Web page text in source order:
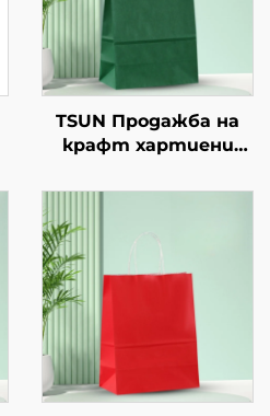
TSUN Продажба на
крафт хартиени
логотип за упаковка
на храна за Нова
година/Коледа с
екранна печат